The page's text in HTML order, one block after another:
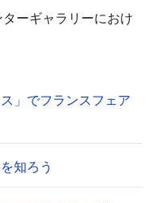
ーギャラリーにおけ
」でフランスフェア
知ろう